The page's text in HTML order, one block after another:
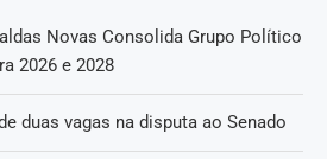
Novas Consolida Grupo Político
2026 e 2028
duas vagas na disputa ao Senado